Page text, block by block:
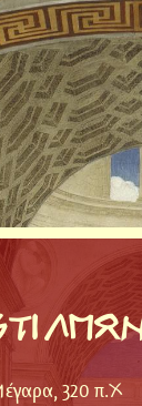
320 π.Χ